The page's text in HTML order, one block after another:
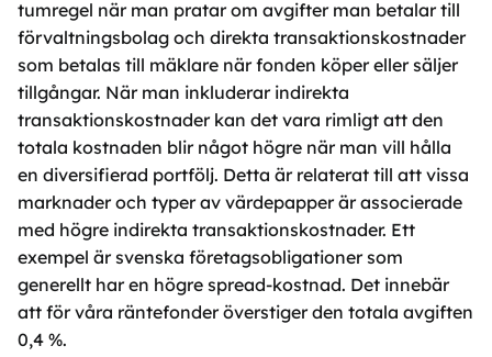
tumregel när man pratar om avgifter man betalar till
förvaltningsbolag och direkta transaktionskostnader
som betalas till mäklare när fonden köper eller säljer
tillgångar. När man inkluderar indirekta
transaktionskostnader kan det vara rimligt att den
totala kostnaden blir något högre när man vill hålla
en diversifierad portfölj. Detta är relaterat till att vissa
marknader och typer av värdepapper är associerade
med högre indirekta transaktionskostnader. Ett
exempel är svenska företagsobligationer som
generellt har en högre spread-kostnad. Det innebär
att för våra räntefonder överstiger den totala avgiften
0,4 %.